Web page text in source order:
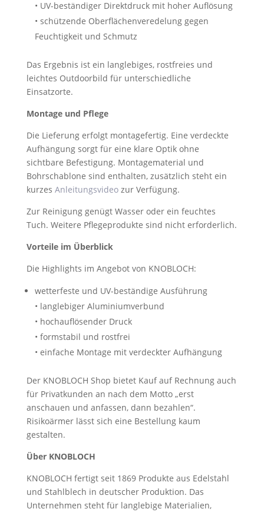
• UV-beständiger Direktdruck mit hoher Auflösung
• schützende Oberflächenveredelung gegen
Feuchtigkeit und Schmutz
Das Ergebnis ist ein langlebiges, rostfreies und
leichtes Outdoorbild für unterschiedliche
Einsatzorte.
Montage und Pflege
Die Lieferung erfolgt montagefertig. Eine verdeckte
Aufhängung sorgt für eine klare Optik ohne
sichtbare Befestigung. Montagematerial und
Bohrschablone sind enthalten, zusätzlich steht ein
kurzes Anleitungsvideozur Verfügung.
Zur Reinigung genügt Wasser oder ein feuchtes
Tuch. Weitere Pflegeprodukte sind nicht erforderlich.
Vorteile im Überblick
Die Highlights im Angebot von KNOBLOCH:
wetterfeste und UV-beständige Ausführung
• langlebiger Aluminiumverbund
• hochauflösender Druck
• formstabil und rostfrei
• einfache Montage mit verdeckter Aufhängung
Der KNOBLOCH Shop bietet Kauf auf Rechnung auch
für Privatkunden an nach dem Motto „erst
anschauen und anfassen, dann bezahlen“.
Risikoärmer lässt sich eine Bestellung kaum
gestalten.
Über KNOBLOCH
KNOBLOCH fertigt seit 1869 Produkte aus Edelstahl
und Stahlblech in deutscher Produktion. Das
Unternehmen steht für langlebige Materialien,